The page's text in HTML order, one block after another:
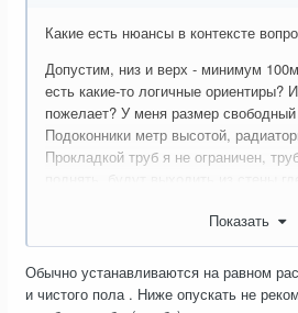
Какие есть нюансы в контексте
Допустим, низ и верх - минимум
есть какие-то логичные ориентиры?
пожелает? У меня размер
Подоконники метр высотой,
Прокладкой труб я не ограничен,
поднять, будут выходить из стены
Показать
Обычно устанавливаются на равном
и чистого пола . Ниже опускать не